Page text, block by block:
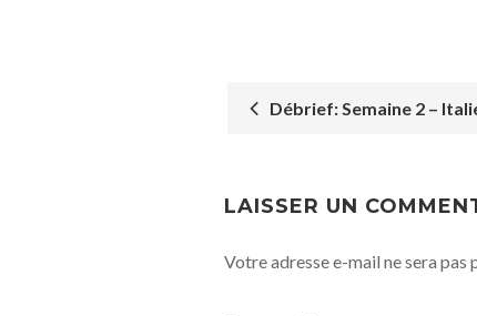
NAVIGATION
Débrief: Semaine 2 –
LAISSER UN
Votre adresse e-mail ne sera pas